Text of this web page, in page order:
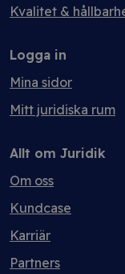
Kvalitet &
Logga in
Mina sidor
Mitt juridiska rum
Allt om Juridik
Om oss
Kundcase
Karriär
Partners